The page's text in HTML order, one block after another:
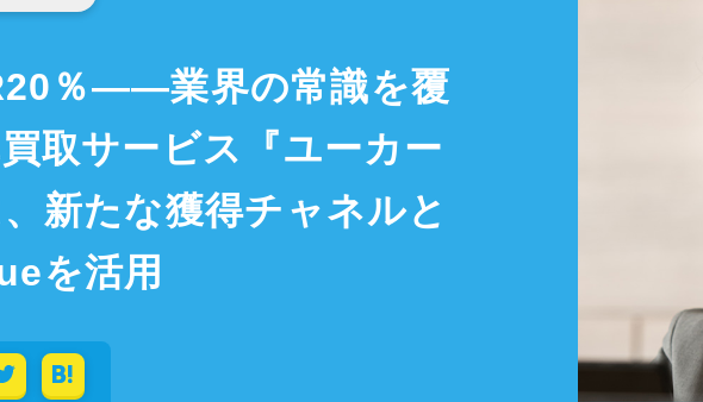
％――業界の常識を覆
取サービス『ユーカー
新たな獲得チャネルと
を活用